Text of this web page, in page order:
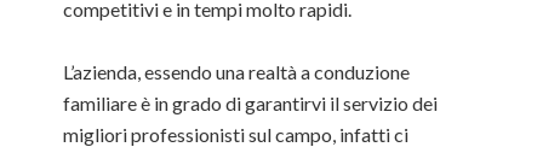
competitivi e in tempi molto rapidi.
L’azienda, essendo una realtà a conduzione
familiare è in grado di garantirvi il servizio dei
migliori professionisti sul campo, infatti ci